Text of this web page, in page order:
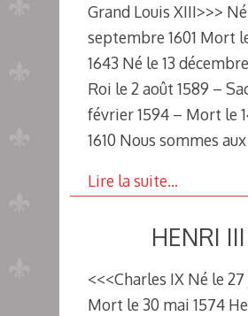
Grand Louis XIII>>>
septembre 1601 Mort
1643 Né le 13
Roi le 2 août 1589 –
février 1594 – Mort le
1610 Nous sommes
Lire la suite…
HENRI III
<<<Charles IX Né le 27
Mort le 30 mai 1574